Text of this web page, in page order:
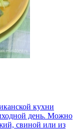
кухни
день. Можно
свиной или из